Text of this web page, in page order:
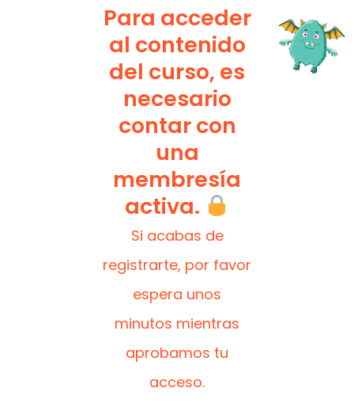
Para acceder
al contenido
del curso, es
necesario
contar con
una
membresía
activa.
Si acabas de
registrarte, por favor
espera unos
minutos mientras
aprobamos tu
acceso.